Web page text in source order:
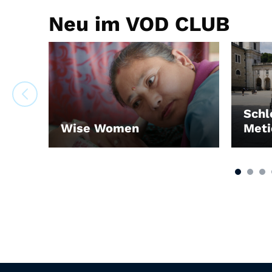
Neu im VOD CLUB
Wise Women
LEIHEN